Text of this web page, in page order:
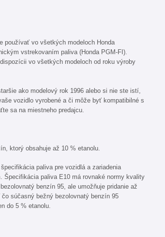
používať vo všetkých modeloch Honda
vstrekovaním paliva (Honda PGM-FI).
vo všetkých modeloch od roku výroby
ako modelový rok 1996 alebo si nie ste istí,
vozidlo vyrobené a či môže byť kompatibilné s
sa na miestneho predajcu.
ktorý obsahuje až 10 % etanolu.
paliva pre vozidlá a zariadenia
Špecifikácia paliva E10 má rovnaké normy kvality
benzín 95, ale umožňuje pridanie až
súčasný bežný bezolovnatý benzín 95
do 5 % etanolu.